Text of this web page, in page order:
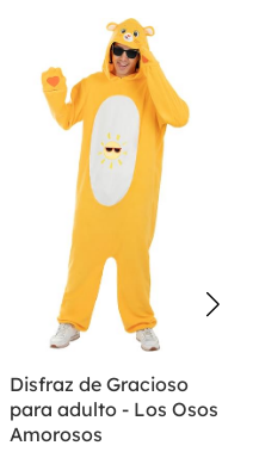
Disfraz de Gracioso
para adulto - Los Osos
Amorosos